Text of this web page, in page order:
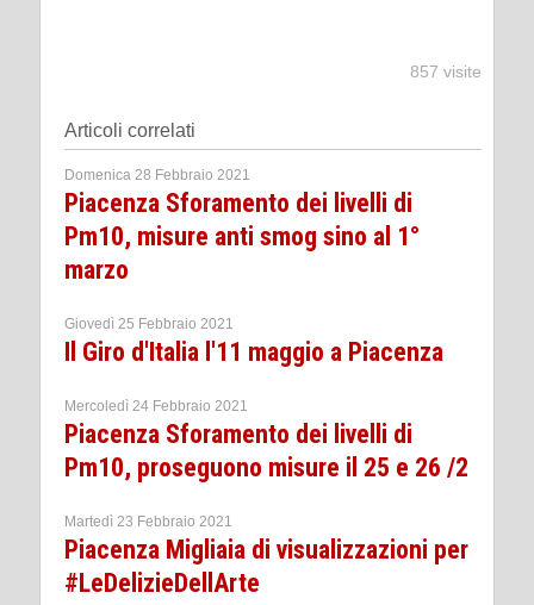
857 visite
Articoli correlati
Domenica 28 Febbraio 2021
Piacenza Sforamento dei livelli di
Pm10, misure anti smog sino al 1°
marzo
Giovedì 25 Febbraio 2021
Il Giro d'Italia l'11 maggio a Piacenza
Mercoledì 24 Febbraio 2021
Piacenza Sforamento dei livelli di
Pm10, proseguono misure il 25 e 26 /2
Martedì 23 Febbraio 2021
Piacenza Migliaia di visualizzazioni per
#LeDelizieDellArte